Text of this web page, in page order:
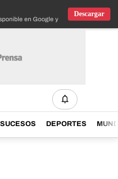
en Google y IOS
Descargar
SUCESOS DEPORTES